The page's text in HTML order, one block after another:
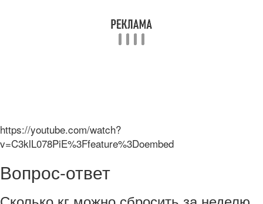
https://youtube.com/watch?
v=C3klL078PiE%3Ffeature%3Doembed
Вопрос-ответ